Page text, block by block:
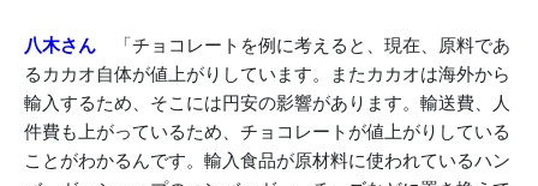
八木さん
「チョコレートを例に考えると、現在、原料であ
るカカオ自体が値上がりしています。またカカオは海外から
輸入するため、そこには円安の影響があります。輸送費、人
件費も上がっているため、チョコレートが値上がりしている
ことがわかるんです。輸入食品が原材料に使われているハン